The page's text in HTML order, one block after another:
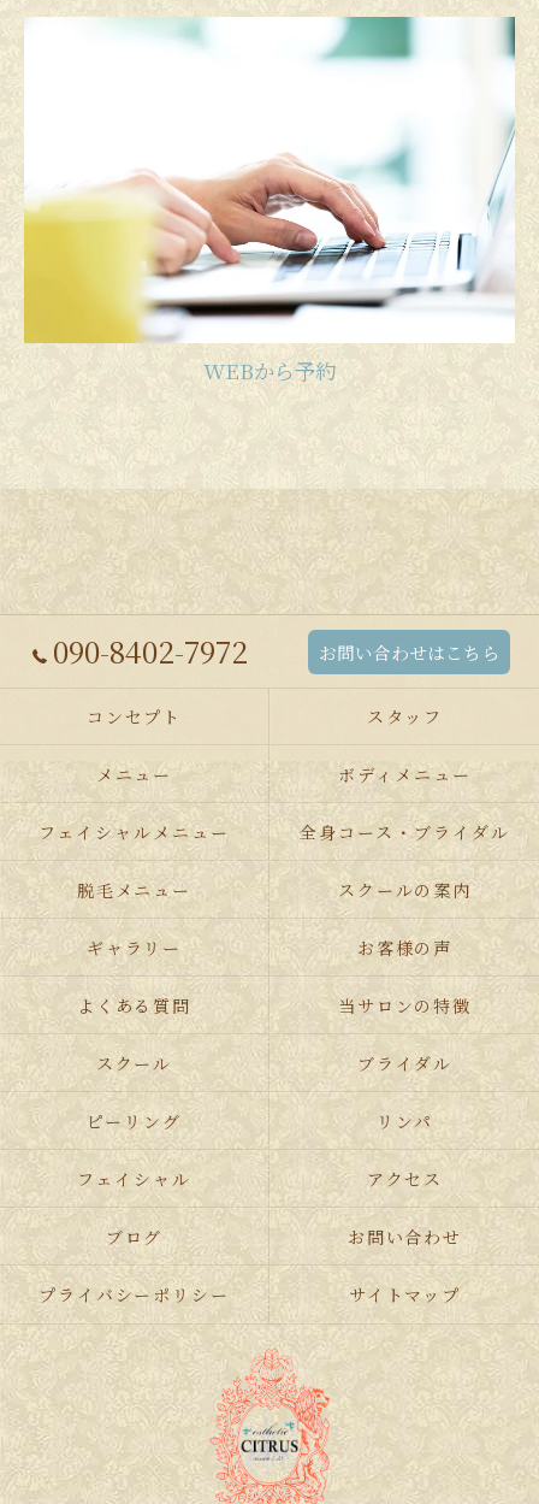
WEBから予約
090-8402-7972 お問い合わせはこちら
コンセプト スタッフ
メニュー ボディメニュー
フェイシャルメニュー 全身コース・ブライダル
脱毛メニュー スクールの案内
ギャラリー お客様の声
よくある質問 当サロンの特徴
スクール ブライダル
ピーリング リンパ
フェイシャル アクセス
ブログ お問い合わせ
プライバシーポリシー サイトマップ